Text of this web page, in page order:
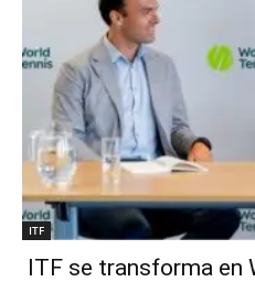
ITF
ITF se transforma en